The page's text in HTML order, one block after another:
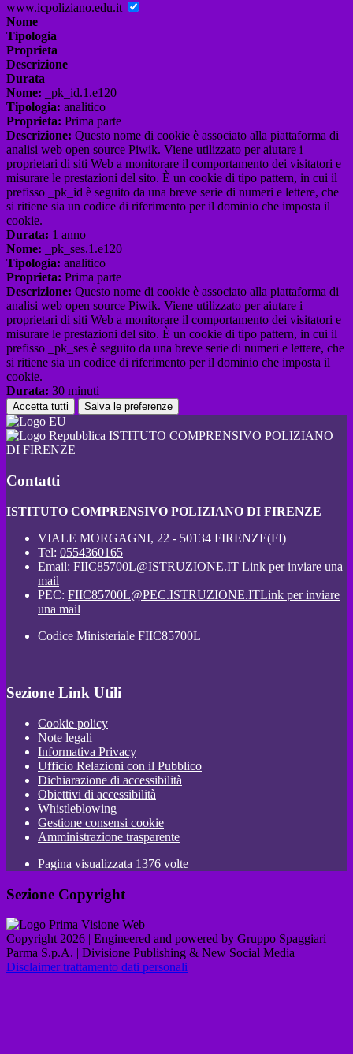
www.icpoliziano.edu.it
Nome
Tipologia
Proprieta
Descrizione
Durata
Nome: _pk_id.1.e120
Tipologia: analitico
Proprieta: Prima parte
Descrizione: Questo nome di cookie è associato alla piattaforma di
analisi web open source Piwik. Viene utilizzato per aiutare i
proprietari di siti Web a monitorare il comportamento dei visitatori e
misurare le prestazioni del sito. È un cookie di tipo pattern, in cui il
prefisso _pk_id è seguito da una breve serie di numeri e lettere, che
si ritiene sia un codice di riferimento per il dominio che imposta il
cookie.
Durata: 1 anno
Nome: _pk_ses.1.e120
Tipologia: analitico
Proprieta: Prima parte
Descrizione: Questo nome di cookie è associato alla piattaforma di
analisi web open source Piwik. Viene utilizzato per aiutare i
proprietari di siti Web a monitorare il comportamento dei visitatori e
misurare le prestazioni del sito. È un cookie di tipo pattern, in cui il
prefisso _pk_ses è seguito da una breve serie di numeri e lettere, che
si ritiene sia un codice di riferimento per il dominio che imposta il
cookie.
Durata: 30 minuti
Accetta tutti Salva le preferenze
ISTITUTO COMPRENSIVO POLIZIANO
DI FIRENZE
Contatti
ISTITUTO COMPRENSIVO POLIZIANO DI FIRENZE
VIALE MORGAGNI, 22 - 50134 FIRENZE(FI)
Tel: 0554360165
Email: FIIC85700L@ISTRUZIONE.IT Link per inviare una
mail
PEC: FIIC85700L@PEC.ISTRUZIONE.ITLink per inviare
una mail
Codice Ministeriale FIIC85700L
Sezione Link Utili
Cookie policy
Note legali
Informativa Privacy
Ufficio Relazioni con il Pubblico
Dichiarazione di accessibilità
Obiettivi di accessibilità
Whistleblowing
Gestione consensi cookie
Amministrazione trasparente
Pagina visualizzata 1376 volte
Sezione Copyright
Copyright 2026 | Engineered and powered by Gruppo Spaggiari
Parma S.p.A. | Divisione Publishing & New Social Media
Disclaimer trattamento dati personali